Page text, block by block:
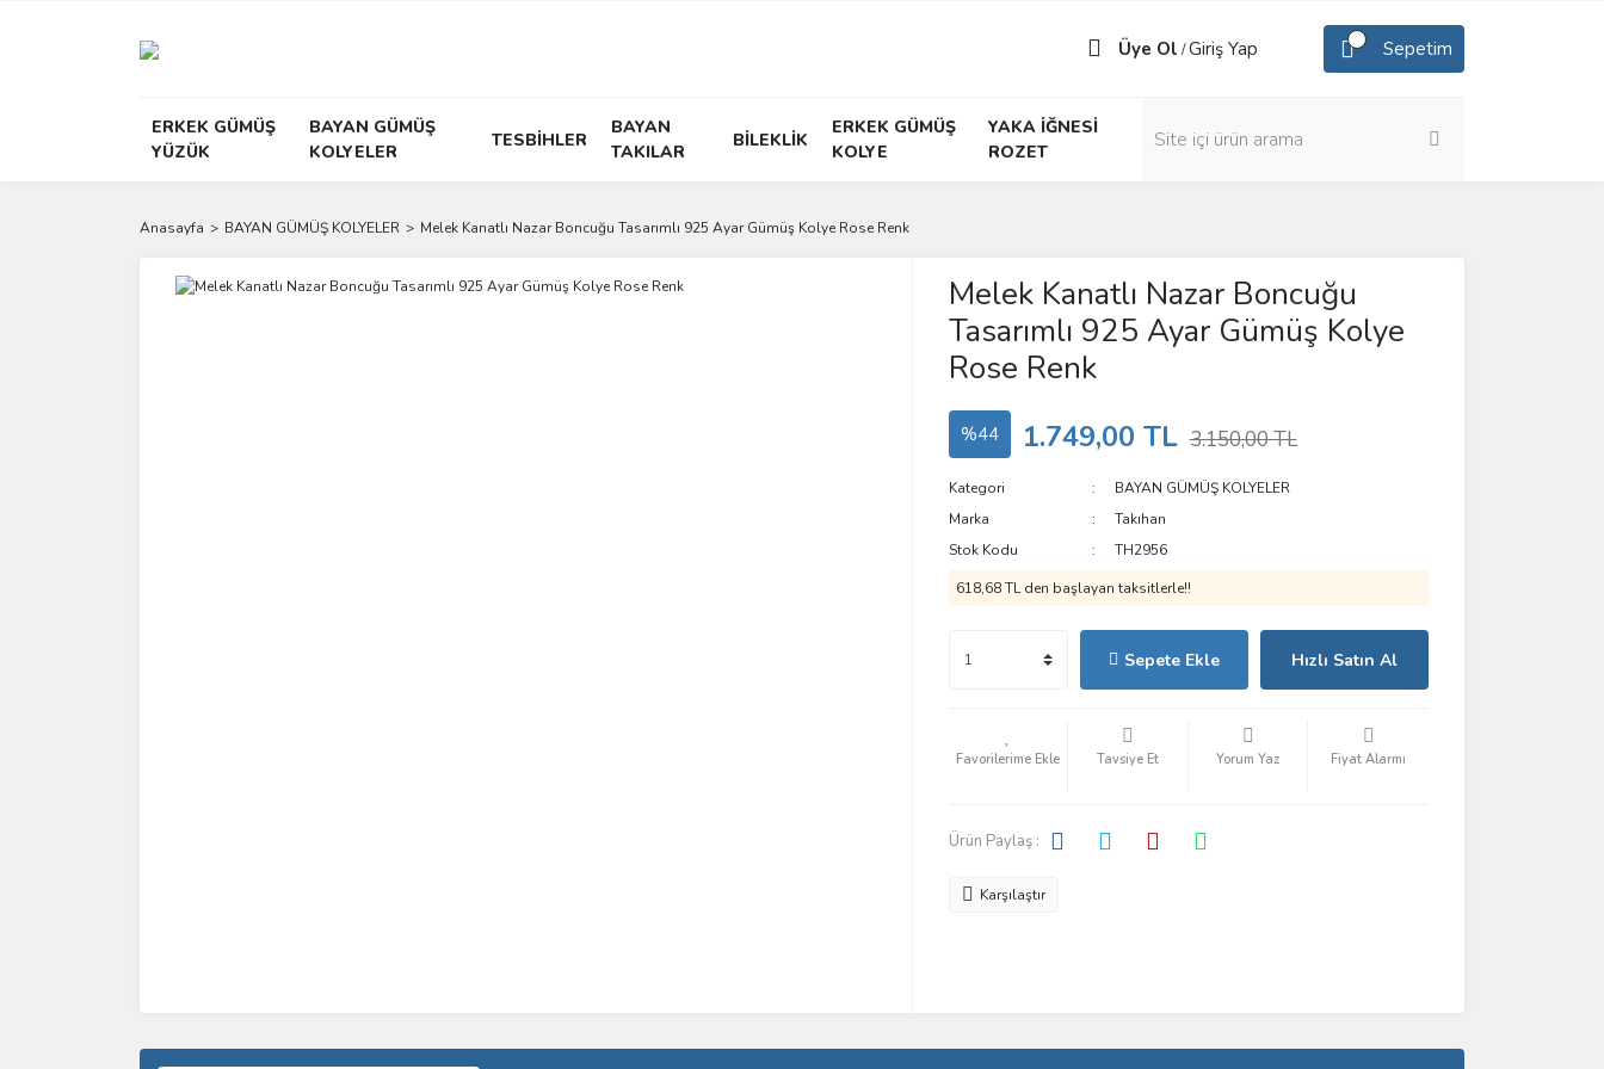
Üye Ol /Giriş Yap Sepetim
ERKEK GÜMÜŞ
YÜZÜK
BAYAN GÜMÜŞ
KOLYELER
TESBİHLER
BAYAN
TAKILAR
BİLEKLİK
ERKEK GÜMÜŞ
KOLYE
YAKA İĞNESİ
ROZET
Anasayfa BAYAN GÜMÜŞ KOLYELER Melek Kanatlı Nazar Boncuğu Tasarımlı 925 Ayar Gümüş Kolye Rose Renk
Melek Kanatlı Nazar Boncuğu
Tasarımlı 925 Ayar Gümüş Kolye
Rose Renk
%44 1.749,00 TL 3.150,00 TL
Kategori
BAYAN GÜMÜŞ KOLYELER
Marka
Takıhan
Stok Kodu
TH2956
618,68 TL den başlayan taksitlerle!!
Sepete Ekle Hızlı Satın Al
Tavsiye Et Yorum Yaz Fiyat Alarmı
Ürün Paylaş :
Karşılaştır